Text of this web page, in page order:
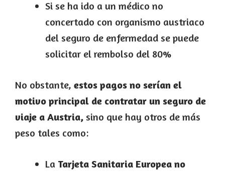
Si se ha ido a un médico no
concertado con organismo austriaco
del seguro de enfermedad se puede
solicitar el rembolso del 80%
No obstante, estos pagos no serían el
motivo principal de contratar un seguro de
viaje a Austria, sino que hay otros de más
peso tales como:
La Tarjeta Sanitaria Europea no